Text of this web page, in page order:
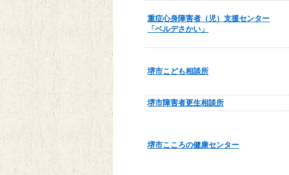
重症心身障害者（児）支援センター
「ベルデさかい」
堺市こども相談所
堺市障害者更生相談所
堺市こころの健康センター